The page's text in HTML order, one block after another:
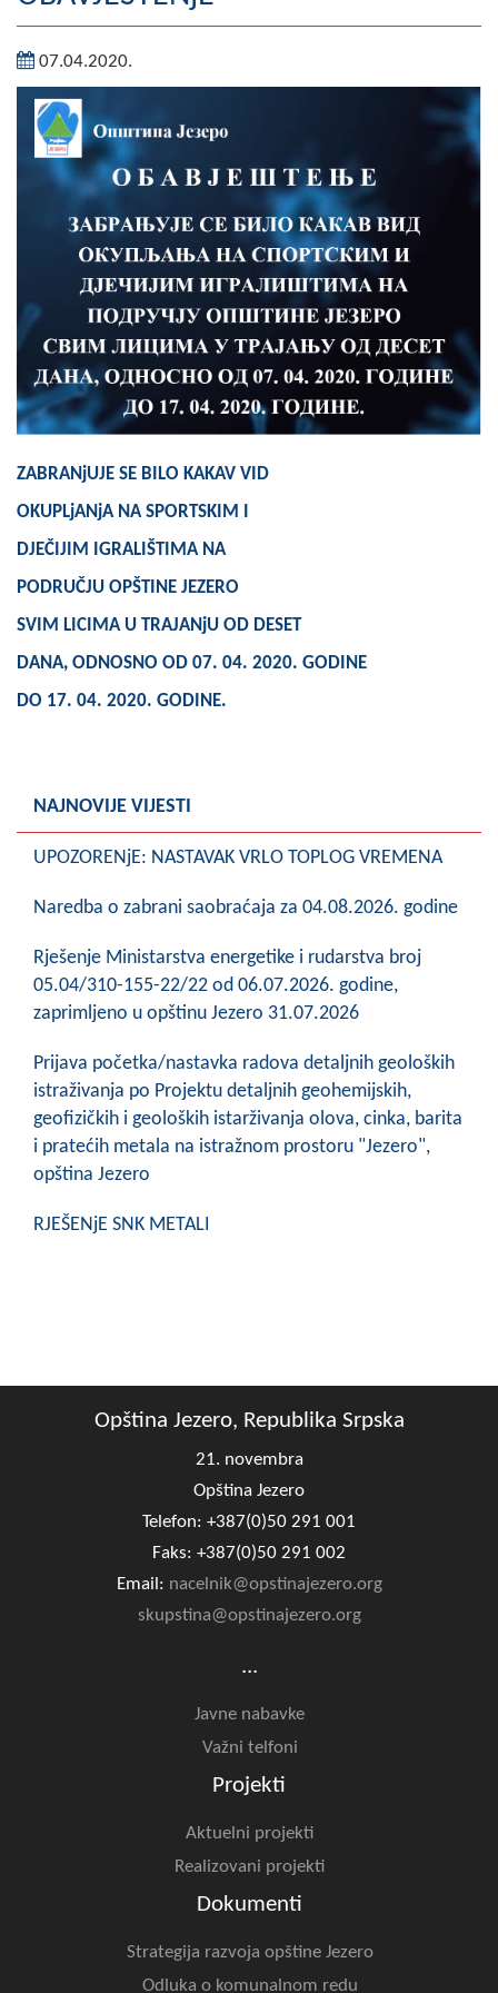
Geografija
Naseljena mjesta
Zanimljivosti
Fotogalerija
NAČELNIK
O Načelniku
Zamjenik načelnika
Izvještaj o radu načelnika
SKUPŠTINA
Statut Opštine
Skupštinsko vijeće opštine jezero
Sastav Skupštine
Službeni Glasnici
Aktivnosti
Javni pozivi
Obavještenja
Zaštita od požara
COVID 19
Geoistraživanja
FINANSIJE
07.04.2020.
ZABRANjUJE SE BILO KAKAV VID
OKUPLjANjA NA SPORTSKIM I
DJEČIJIM IGRALIŠTIMA NA
PODRUČJU OPŠTINE JEZERO
SVIM LICIMA U TRAJANjU OD DESET
DANA, ODNOSNO OD 07. 04. 2020. GODINE
DO 17. 04. 2020. GODINE.
NAJNOVIJE VIJESTI
UPOZORENjE: NASTAVAK VRLO TOPLOG VREMENA
Naredba o zabrani saobraćaja za 04.08.2026. godine
Rješenje Ministarstva energetike i rudarstva broj
05.04/310-155-22/22 od 06.07.2026. godine,
zaprimljeno u opštinu Jezero 31.07.2026
Prijava početka/nastavka radova detaljnih geoloških
istraživanja po Projektu detaljnih geohemijskih,
geofizičkih i geoloških istarživanja olova, cinka, barita
i pratećih metala na istražnom prostoru "Jezero",
opština Jezero
RJEŠENjE SNK METALI
Opština Jezero, Republika Srpska
21. novembra
Opština Jezero
Telefon: +387(0)50 291 001
Faks: +387(0)50 291 002
Email: nacelnik@opstinajezero.org
skupstina@opstinajezero.org
...
Javne nabavke
Važni telfoni
Projekti
Aktuelni projekti
Realizovani projekti
Dokumenti
Strategija razvoja opštine Jezero
Odluka o komunalnom redu